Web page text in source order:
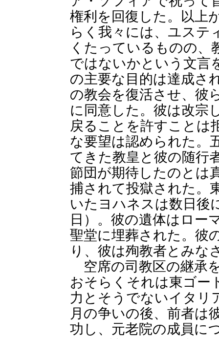
権利を回復した。以上
らく我々には、ユステ
くたっているものの、
ではないかという文言
の主要な目的は達成さ
の教会を復活させ、彼
に同意した。彼は改宗
戻ることを許すことは
な要望は認められた。
てきた教皇と彼の随行
節団が期待したのとは
捕されて投獄された。
いたヨハネスは数日後
日）。彼の遺体はロー
聖堂に埋葬された。彼
り、彼は殉教者とみな
空席の司教区の継承
おそらくそれは東ゴー
力とそうでないイタリ
月の争いの後、前者は
功し、元老院の成員に